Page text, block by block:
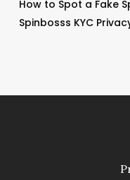
How to Spot a Fake
Spinbosss KYC